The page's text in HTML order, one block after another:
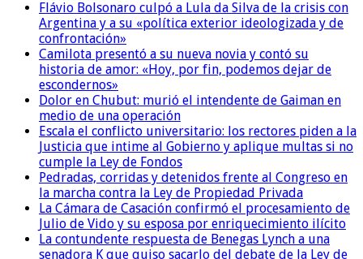
Flávio Bolsonaro culpó a Lula da Silva de la crisis con
Argentina y a su «política exterior ideologizada y de
confrontación»
Camilota presentó a su nueva novia y contó su
historia de amor: «Hoy, por fin, podemos dejar de
escondernos»
Dolor en Chubut: murió el intendente de Gaiman en
medio de una operación
Escala el conflicto universitario: los rectores piden a la
Justicia que intime al Gobierno y aplique multas si no
cumple la Ley de Fondos
Pedradas, corridas y detenidos frente al Congreso en
la marcha contra la Ley de Propiedad Privada
La Cámara de Casación confirmó el procesamiento de
Julio de Vido y su esposa por enriquecimiento ilícito
La contundente respuesta de Benegas Lynch a una
senadora K que quiso sacarlo del debate de la Ley de